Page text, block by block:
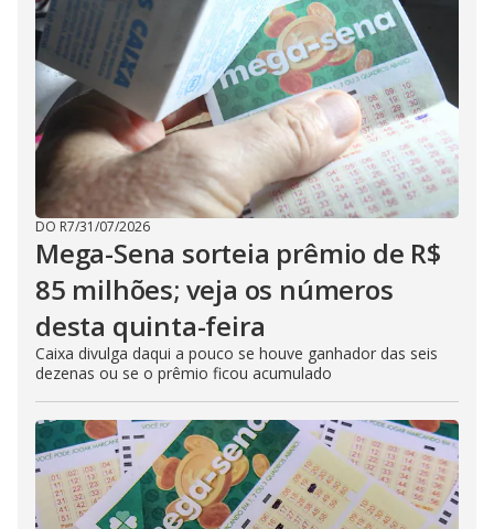
DO R7/31/07/2026
Mega-Sena sorteia prêmio de R$
85 milhões; veja os números
desta quinta-feira
Caixa divulga daqui a pouco se houve ganhador das seis
dezenas ou se o prêmio ficou acumulado